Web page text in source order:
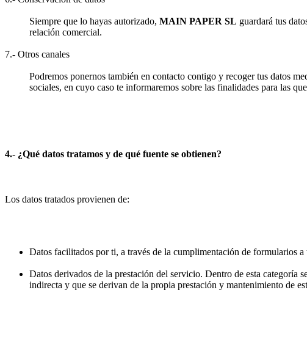
Siempre que lo hayas autorizado, MAIN PAPER SL guardará tus
relación comercial.
7.- Otros canales
Podremos ponernos también en contacto contigo y recoger tus datos
sociales, en cuyo caso te informaremos sobre las finalidades para las
4.- ¿Qué datos tratamos y de qué fuente se obtienen?
Los datos tratados provienen de:
Datos facilitados por ti, a través de la cumplimentación de formularios
Datos derivados de la prestación del servicio. Dentro de esta categoría
indirecta y que se derivan de la propia prestación y mantenimiento de